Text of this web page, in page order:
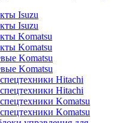
Isuzu
Isuzu
Komatsu
Komatsu
Komatsu
Komatsu
Hitachi
Hitachi
Komatsu
Komatsu